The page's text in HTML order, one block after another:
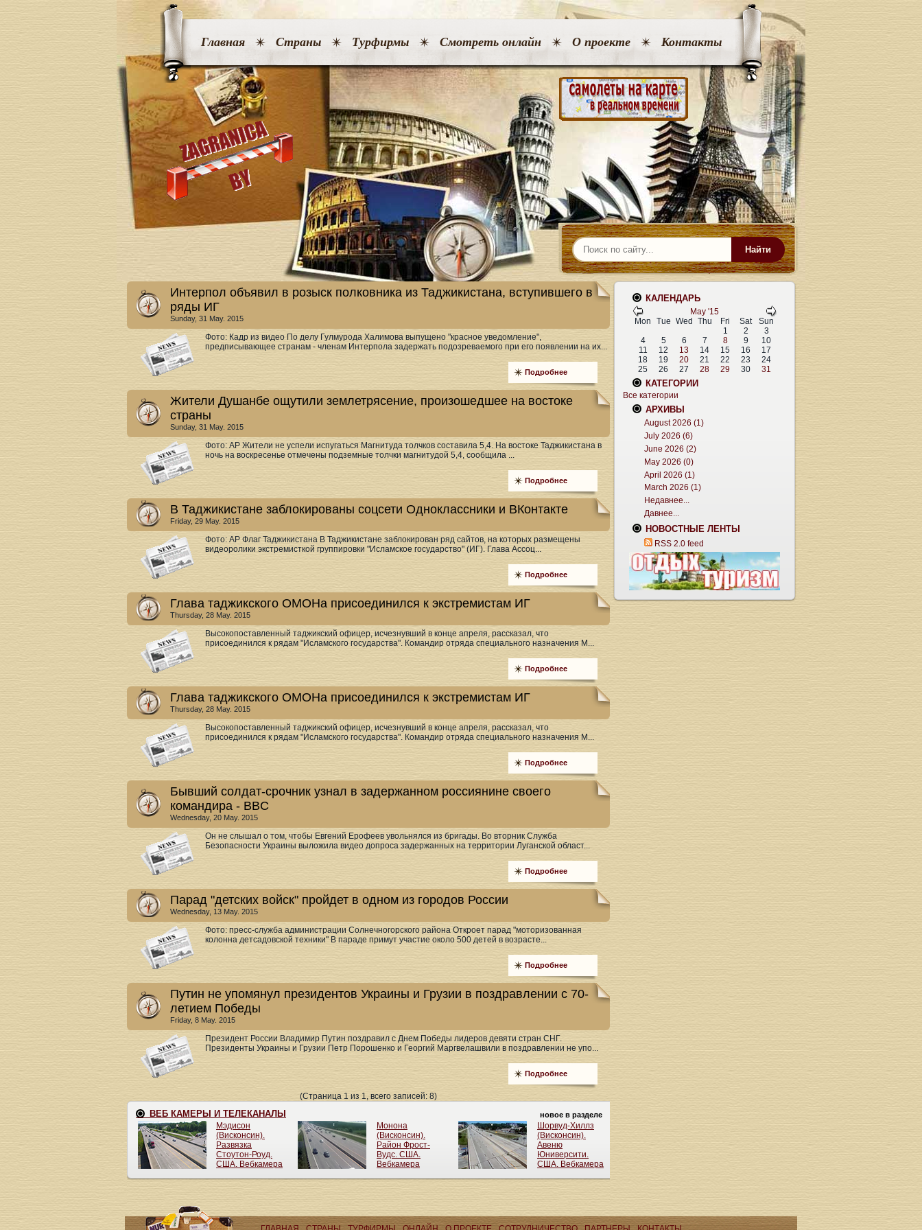
Главная Страны Турфирмы Смотреть онлайн О проекте Контакты
Найти
Интерпол объявил в розыск полковника из Таджикистана, вступившего в
ряды ИГ
Sunday, 31 May. 2015
Фото: Кадр из видео По делу Гулмурода Халимова выпущено "красное уведомление",
предписывающее странам - членам Интерпола задержать подозреваемого при его появлении на их...
Подробнее
Жители Душанбе ощутили землетрясение, произошедшее на востоке
страны
Sunday, 31 May. 2015
Фото: АР Жители не успели испугаться Магнитуда толчков составила 5,4. На востоке Таджикистана в
ночь на воскресенье отмечены подземные толчки магнитудой 5,4, сообщила ...
Подробнее
В Таджикистане заблокированы соцсети Одноклассники и ВКонтакте
Friday, 29 May. 2015
Фото: AP Флаг Таджикистана В Таджикистане заблокирован ряд сайтов, на которых размещены
видеоролики экстремисткой группировки "Исламское государство" (ИГ). Глава Ассоц...
Подробнее
Глава таджикского ОМОНа присоединился к экстремистам ИГ
Thursday, 28 May. 2015
Высокопоставленный таджикский офицер, исчезнувший в конце апреля, рассказал, что
присоединился к рядам "Исламского государства". Командир отряда специального назначения М...
Подробнее
Глава таджикского ОМОНа присоединился к экстремистам ИГ
Thursday, 28 May. 2015
Высокопоставленный таджикский офицер, исчезнувший в конце апреля, рассказал, что
присоединился к рядам "Исламского государства". Командир отряда специального назначения М...
Подробнее
Бывший солдат-срочник узнал в задержанном россиянине своего
командира - BBC
Wednesday, 20 May. 2015
Он не слышал о том, чтобы Евгений Ерофеев увольнялся из бригады. Во вторник Служба
Безопасности Украины выложила видео допроса задержанных на территории Луганской област...
Подробнее
Парад "детских войск" пройдет в одном из городов России
Wednesday, 13 May. 2015
Фото: пресс-служба администрации Солнечногорского района Откроет парад "моторизованная
колонна детсадовской техники" В параде примут участие около 500 детей в возрасте...
Подробнее
Путин не упомянул президентов Украины и Грузии в поздравлении с 70-
летием Победы
Friday, 8 May. 2015
Президент России Владимир Путин поздравил с Днем Победы лидеров девяти стран СНГ.
Президенты Украины и Грузии Петр Порошенко и Георгий Маргвелашвили в поздравлении не упо...
Подробнее
(Страница 1 из 1, всего записей: 8)
КАЛЕНДАРЬ
May '15
Mon
Tue Wed Thu Fri Sat
Sun
1
2
3
4
5 6 7 8 9
10
11
12 13 14 15 16
17
18
19 20 21 22 23
24
25
26 27 28 29 30 31
КАТЕГОРИИ
Все категории
АРХИВЫ
August 2026 (1)
July 2026 (6)
June 2026 (2)
May 2026 (0)
April 2026 (1)
March 2026 (1)
Недавнее...
Давнее...
НОВОСТНЫЕ ЛЕНТЫ
RSS 2.0 feed